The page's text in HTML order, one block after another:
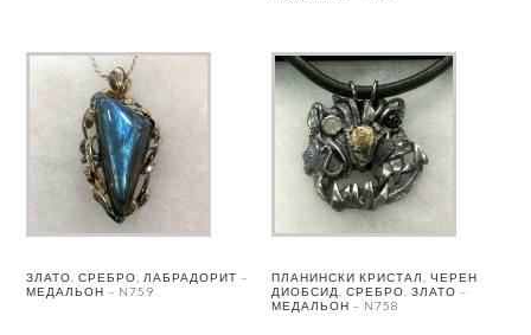
ЗЛАТО, СРЕБРО, ЛАБРАДОРИТ –
МЕДАЛЬОН – N759
ПЛАНИНСКИ КРИСТАЛ, ЧЕРЕН
ДИОБСИД, СРЕБРО, ЗЛАТО –
МЕДАЛЬОН – N758